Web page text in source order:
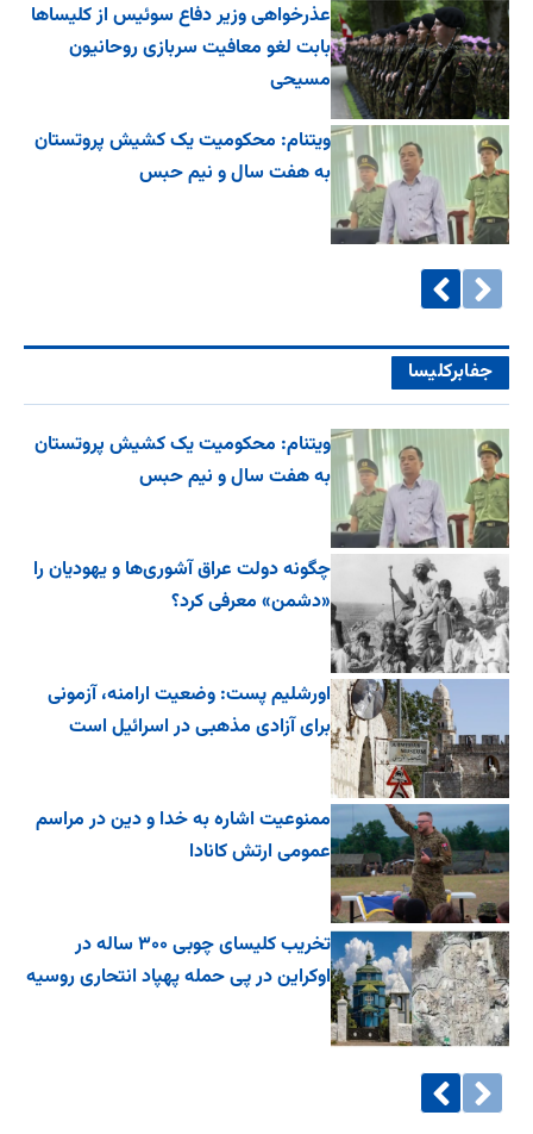
عذرخواهی وزیر دفاع سوئیس از کلیساها
بابت لغو معافیت سربازی روحانیون
مسیحی
ویتنام: محکومیت یک کشیش پروتستان
به هفت سال و نیم حبس
جفا‌بر‌کلیسا
ویتنام: محکومیت یک کشیش پروتستان
به هفت سال و نیم حبس
چگونه دولت عراق آشوری‌ها و یهودیان را
«دشمن» معرفی کرد؟
اورشلیم پست: وضعیت ارامنه، آزمونی
برای آزادی مذهبی در اسرائیل است
ممنوعیت اشاره به خدا و دین در مراسم
عمومی ارتش کانادا
تخریب کلیسای چوبی ۳۰۰ ساله در
اوکراین در پی حمله پهپاد انتحاری روسیه